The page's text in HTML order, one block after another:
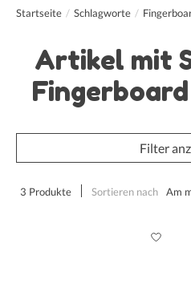
Startseite / Schlagworte /
Artikel mit
Filter
3 Produkte Sortieren nach Am